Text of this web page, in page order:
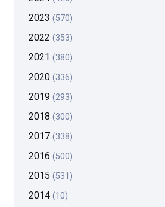
2023 (570)
2022 (353)
2021 (380)
2020 (336)
2019 (293)
2018 (300)
2017 (338)
2016 (500)
2015 (531)
2014 (10)